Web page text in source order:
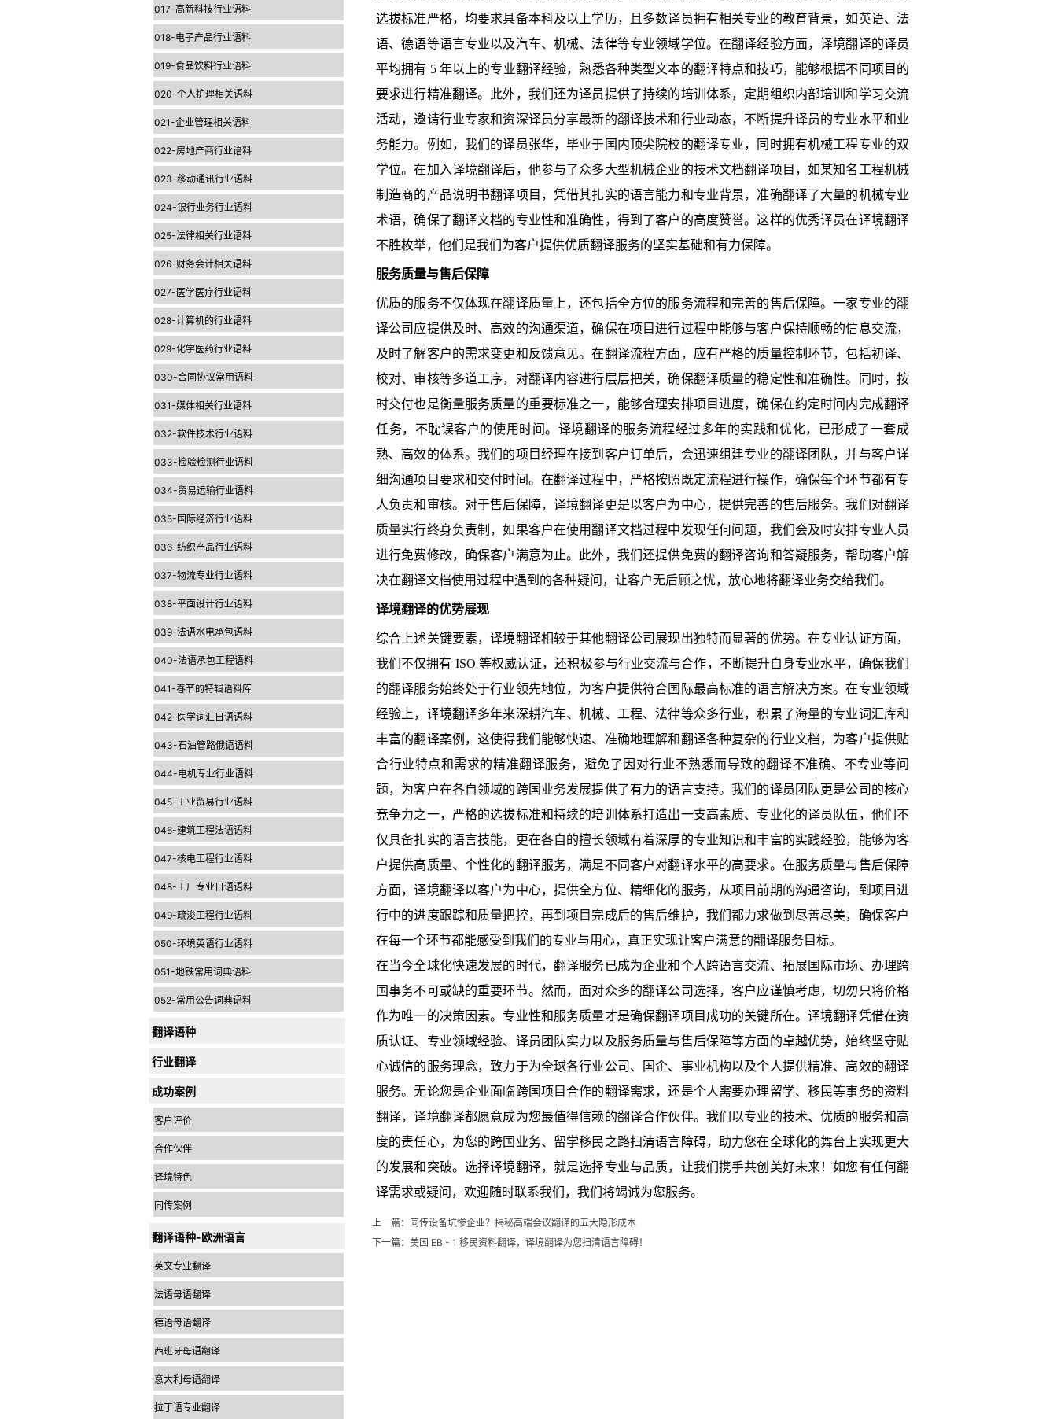
017-高新科技行业语料
018-电子产品行业语料
019-食品饮料行业语料
020-个人护理相关语料
021-企业管理相关语料
022-房地产商行业语料
023-移动通讯行业语料
024-银行业务行业语料
025-法律相关行业语料
026-财务会计相关语料
027-医学医疗行业语料
028-计算机的行业语料
029-化学医药行业语料
030-合同协议常用语料
031-媒体相关行业语料
032-软件技术行业语料
033-检验检测行业语料
034-贸易运输行业语料
035-国际经济行业语料
036-纺织产品行业语料
037-物流专业行业语料
038-平面设计行业语料
039-法语水电承包语料
040-法语承包工程语料
041-春节的特辑语料库
042-医学词汇日语语料
043-石油管路俄语语料
044-电机专业行业语料
045-工业贸易行业语料
046-建筑工程法语语料
047-核电工程行业语料
048-工厂专业日语语料
049-疏浚工程行业语料
050-环境英语行业语料
051-地铁常用词典语料
052-常用公告词典语料
翻译语种
行业翻译
成功案例
客户评价
合作伙伴
译境特色
同传案例
翻译语种-欧洲语言
英文专业翻译
法语母语翻译
德语母语翻译
西班牙母语翻译
意大利母语翻译
拉丁语专业翻译
选拔标准严格，均要求具备本科及以上学历，且多数译员拥有相关专业的教育背景，如英语、法
语、德语等语言专业以及汽车、机械、法律等专业领域学位。在翻译经验方面，译境翻译的译员
平均拥有 5 年以上的专业翻译经验，熟悉各种类型文本的翻译特点和技巧，能够根据不同项目的
要求进行精准翻译。此外，我们还为译员提供了持续的培训体系，定期组织内部培训和学习交流
活动，邀请行业专家和资深译员分享最新的翻译技术和行业动态，不断提升译员的专业水平和业
务能力。例如，我们的译员张华，毕业于国内顶尖院校的翻译专业，同时拥有机械工程专业的双
学位。在加入译境翻译后，他参与了众多大型机械企业的技术文档翻译项目，如某知名工程机械
制造商的产品说明书翻译项目，凭借其扎实的语言能力和专业背景，准确翻译了大量的机械专业
术语，确保了翻译文档的专业性和准确性，得到了客户的高度赞誉。这样的优秀译员在译境翻译
不胜枚举，他们是我们为客户提供优质翻译服务的坚实基础和有力保障。
服务质量与售后保障
优质的服务不仅体现在翻译质量上，还包括全方位的服务流程和完善的售后保障。一家专业的翻
译公司应提供及时、高效的沟通渠道，确保在项目进行过程中能够与客户保持顺畅的信息交流，
及时了解客户的需求变更和反馈意见。在翻译流程方面，应有严格的质量控制环节，包括初译、
校对、审核等多道工序，对翻译内容进行层层把关，确保翻译质量的稳定性和准确性。同时，按
时交付也是衡量服务质量的重要标准之一，能够合理安排项目进度，确保在约定时间内完成翻译
任务，不耽误客户的使用时间。译境翻译的服务流程经过多年的实践和优化，已形成了一套成
熟、高效的体系。我们的项目经理在接到客户订单后，会迅速组建专业的翻译团队，并与客户详
细沟通项目要求和交付时间。在翻译过程中，严格按照既定流程进行操作，确保每个环节都有专
人负责和审核。对于售后保障，译境翻译更是以客户为中心，提供完善的售后服务。我们对翻译
质量实行终身负责制，如果客户在使用翻译文档过程中发现任何问题，我们会及时安排专业人员
进行免费修改，确保客户满意为止。此外，我们还提供免费的翻译咨询和答疑服务，帮助客户解
决在翻译文档使用过程中遇到的各种疑问，让客户无后顾之忧，放心地将翻译业务交给我们。
译境翻译的优势展现
综合上述关键要素，译境翻译相较于其他翻译公司展现出独特而显著的优势。在专业认证方面，
我们不仅拥有 ISO 等权威认证，还积极参与行业交流与合作，不断提升自身专业水平，确保我们
的翻译服务始终处于行业领先地位，为客户提供符合国际最高标准的语言解决方案。在专业领域
经验上，译境翻译多年来深耕汽车、机械、工程、法律等众多行业，积累了海量的专业词汇库和
丰富的翻译案例，这使得我们能够快速、准确地理解和翻译各种复杂的行业文档，为客户提供贴
合行业特点和需求的精准翻译服务，避免了因对行业不熟悉而导致的翻译不准确、不专业等问
题，为客户在各自领域的跨国业务发展提供了有力的语言支持。我们的译员团队更是公司的核心
竞争力之一，严格的选拔标准和持续的培训体系打造出一支高素质、专业化的译员队伍，他们不
仅具备扎实的语言技能，更在各自的擅长领域有着深厚的专业知识和丰富的实践经验，能够为客
户提供高质量、个性化的翻译服务，满足不同客户对翻译水平的高要求。在服务质量与售后保障
方面，译境翻译以客户为中心，提供全方位、精细化的服务，从项目前期的沟通咨询，到项目进
行中的进度跟踪和质量把控，再到项目完成后的售后维护，我们都力求做到尽善尽美，确保客户
在每一个环节都能感受到我们的专业与用心，真正实现让客户满意的翻译服务目标。
在当今全球化快速发展的时代，翻译服务已成为企业和个人跨语言交流、拓展国际市场、办理跨
国事务不可或缺的重要环节。然而，面对众多的翻译公司选择，客户应谨慎考虑，切勿只将价格
作为唯一的决策因素。专业性和服务质量才是确保翻译项目成功的关键所在。译境翻译凭借在资
质认证、专业领域经验、译员团队实力以及服务质量与售后保障等方面的卓越优势，始终坚守贴
心诚信的服务理念，致力于为全球各行业公司、国企、事业机构以及个人提供精准、高效的翻译
服务。无论您是企业面临跨国项目合作的翻译需求，还是个人需要办理留学、移民等事务的资料
翻译，译境翻译都愿意成为您最值得信赖的翻译合作伙伴。我们以专业的技术、优质的服务和高
度的责任心，为您的跨国业务、留学移民之路扫清语言障碍，助力您在全球化的舞台上实现更大
的发展和突破。选择译境翻译，就是选择专业与品质，让我们携手共创美好未来！如您有任何翻
译需求或疑问，欢迎随时联系我们，我们将竭诚为您服务。
上一篇：
同传设备坑惨企业？揭秘高端会议翻译的五大隐形成本
下一篇： 美国 EB - 1 移民资料翻译，译境翻译为您扫清语言障碍！